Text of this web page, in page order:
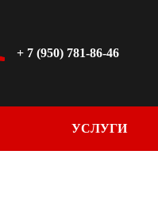
+ 7 (950) 781-86-46
УСЛУГИ